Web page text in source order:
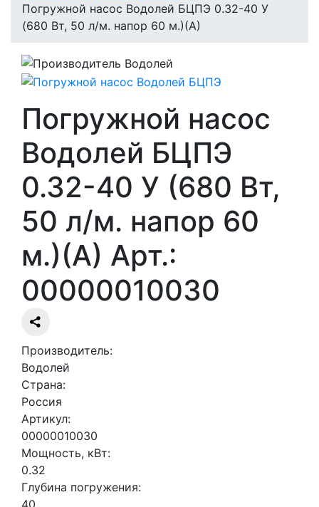
Погружной насос Водолей БЦПЭ 0.32-40 У
(680 Вт, 50 л/м. напор 60 м.)(А)
Погружной насос
Водолей БЦПЭ
0.32-40 У (680 Вт,
50 л/м. напор 60
м.)(А) Арт.:
00000010030
Производитель:
Водолей
Страна:
Россия
Артикул:
00000010030
Мощность, кВт:
0.32
Глубина погружения:
40